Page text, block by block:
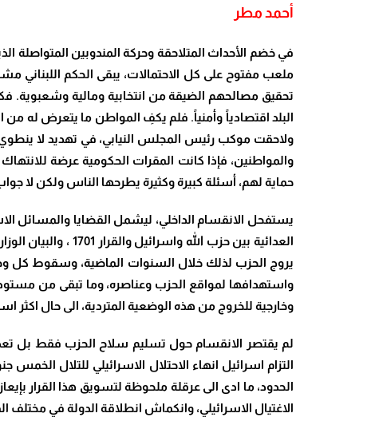
أحمد مطر
في خضم الأحداث المتلاحقة وحركة المندوبين المتواصلة
ملعب مفتوح على كل الاحتمالات، يبقى الحكم اللبناني
تحقيق مصالحهم الضيقة من انتخابية ومالية وشعبوية.
البلد اقتصادياً وأمنياً. فلم يكفِ المواطن ما يتعرض له
ولاحقت موكب رئيس المجلس النيابي، في تهديد لا
والمواطنين، فإذا كانت المقرات الحكومية عرضة
حماية لهم، أسئلة كبيرة وكثيرة يطرحها الناس ولكن لا
يستفحل الانقسام الداخلي، ليشمل القضايا والمسائل
العدائية بين حزب
يروج الحزب لذلك خلال السنوات الماضية، وسقوط كل
واستهدافها لمواقع الحزب وعناصره، وما تبقى من
وخارجية للخروج من هذه الوضعية المتردية، الى حال اكثر
لم يقتصر الانقسام حول تسليم سلاح الحزب فقط بل
التزام اسرائيل انهاء الاحتلال الاسرائيلي للتلال
الحدود، ما ادى الى عرقلة ملحوظة لتسويق هذا القرار
الاغتيال الاسرائيلي، وانكماش انطلاقة الدولة في